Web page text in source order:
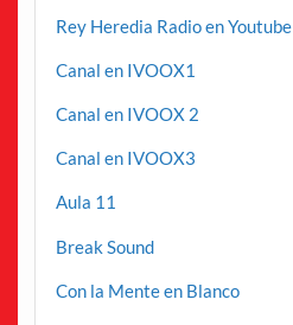
Rey Heredia Radio en Youtube
Canal en IVOOX1
Canal en IVOOX 2
Canal en IVOOX3
Aula 11
Break Sound
Con la Mente en Blanco